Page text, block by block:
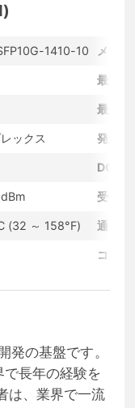
1410-10 メーカ
最大転
最大転
ックス 発光素
DOM
受信感
(32 ～ 158°F) 通信プ
コンデ
発の基盤です。
長年の経験を
は、業界で一流